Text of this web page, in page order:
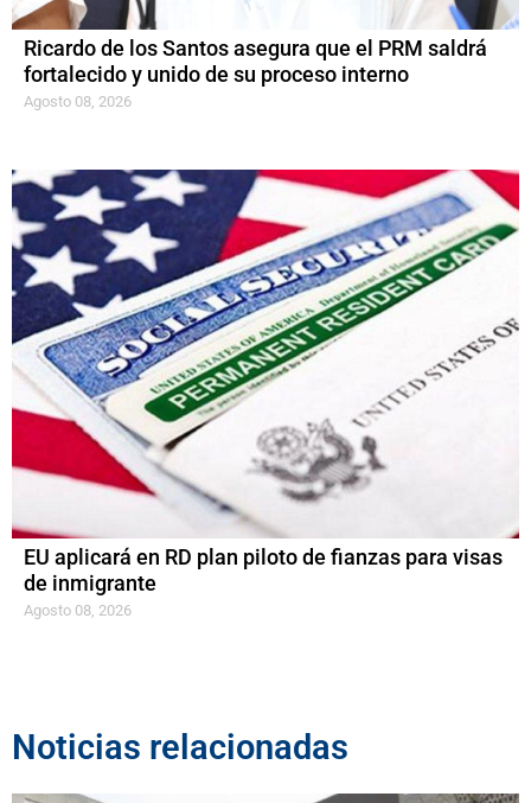
Ricardo de los Santos asegura que el PRM saldrá
fortalecido y unido de su proceso interno
Agosto 08, 2026
EU aplicará en RD plan piloto de fianzas para visas
de inmigrante
Agosto 08, 2026
Noticias relacionadas